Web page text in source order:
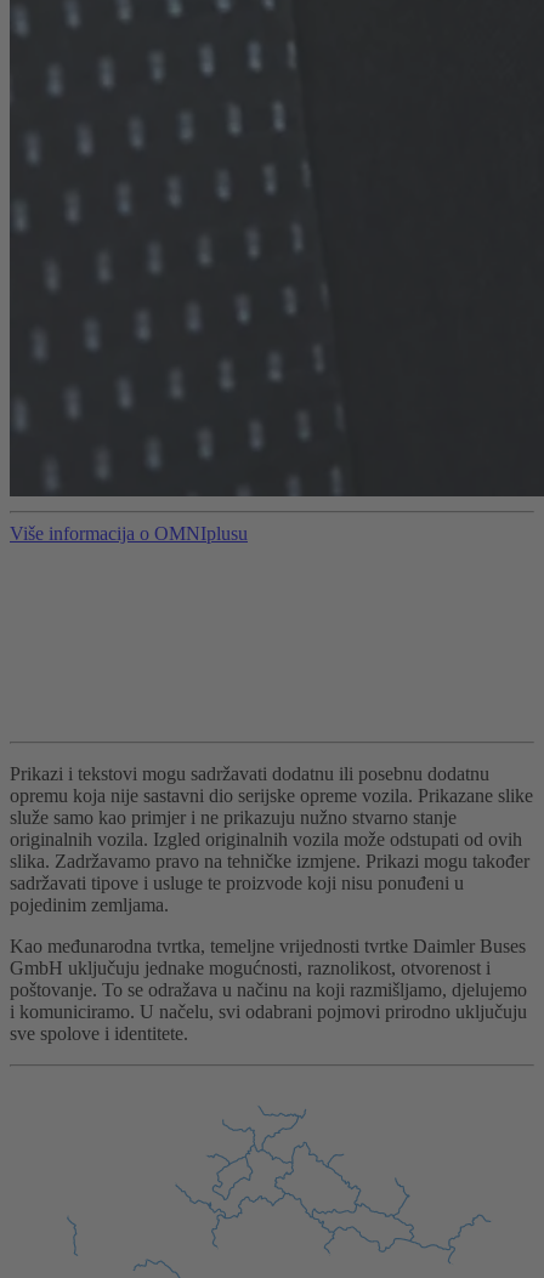
Više informacija o OMNIplusu
Prikazi i tekstovi mogu sadržavati dodatnu ili posebnu dodatnu
opremu koja nije sastavni dio serijske opreme vozila. Prikazane slike
služe samo kao primjer i ne prikazuju nužno stvarno stanje
originalnih vozila. Izgled originalnih vozila može odstupati od ovih
slika. Zadržavamo pravo na tehničke izmjene. Prikazi mogu također
sadržavati tipove i usluge te proizvode koji nisu ponuđeni u
pojedinim zemljama.
Kao međunarodna tvrtka, temeljne vrijednosti tvrtke Daimler Buses
GmbH uključuju jednake mogućnosti, raznolikost, otvorenost i
poštovanje. To se odražava u načinu na koji razmišljamo, djelujemo
i komuniciramo. U načelu, svi odabrani pojmovi prirodno uključuju
sve spolove i identitete.